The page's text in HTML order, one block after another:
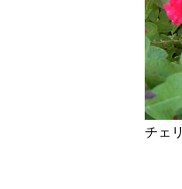
チェ